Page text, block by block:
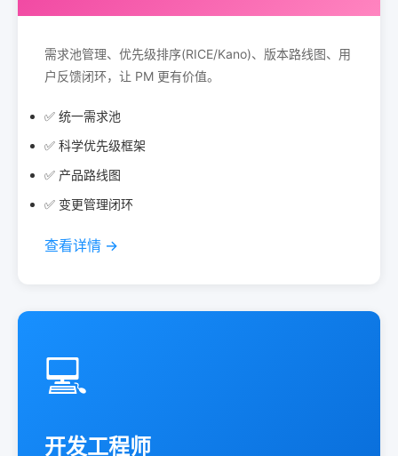
需求池管理、优先级排序(RICE/Kano)、版本路线图、用
户反馈闭环，让 PM 更有价值。
✅ 统一需求池
✅ 科学优先级框架
✅ 产品路线图
✅ 变更管理闭环
查看详情 →
💻
开发工程师